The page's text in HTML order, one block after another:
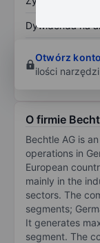
Dywidenda na
własnego
Otwórz konto
ilości
O firmie
Bechtle AG is
operations in
European
mainly in the
sectors. The
segments;
It generates
segment. The